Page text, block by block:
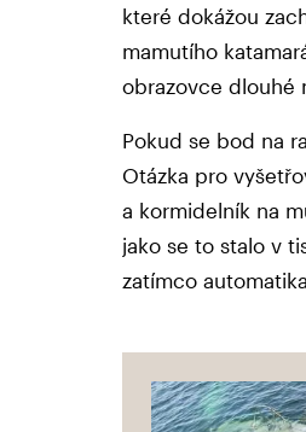
které dokážou
mamutího
obrazovce dlouhé
Pokud se bod na
Otázka pro
a kormidelník na
jako se to stalo v
zatímco